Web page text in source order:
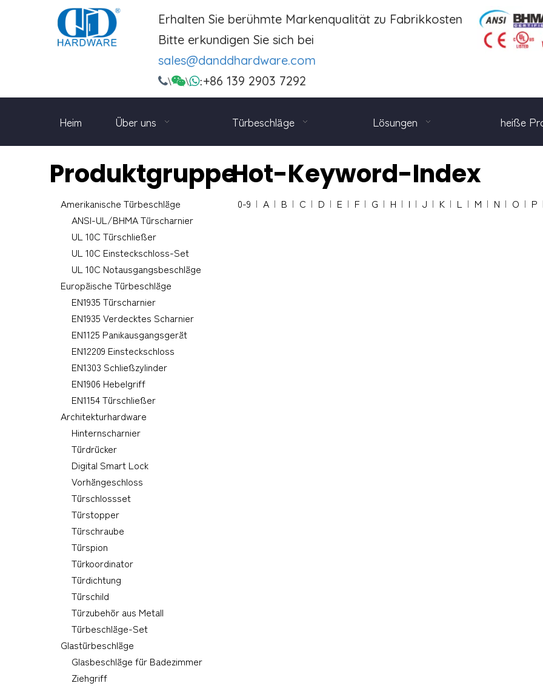
Erhalten Sie berühmte Markenqualität zu Fabrikkosten
Bitte erkundigen Sie sich bei
sales@danddhardware.com
\\:+86 139 2903 7292
Heim Über uns Türbeschläge Lösungen heiße
Produktgruppe
Amerikanische Türbeschläge
ANSI-UL/BHMA Türscharnier
UL 10C Türschließer
UL 10C Einsteckschloss-Set
UL 10C Notausgangsbeschläge
Europäische Türbeschläge
EN1935 Türscharnier
EN1935 Verdecktes Scharnier
EN1125 Panikausgangsgerät
EN12209 Einsteckschloss
EN1303 Schließzylinder
EN1906 Hebelgriff
EN1154 Türschließer
Architekturhardware
Hinternscharnier
Türdrücker
Digital Smart Lock
Vorhängeschloss
Türschlossset
Türstopper
Türschraube
Türspion
Türkoordinator
Türdichtung
Türschild
Türzubehör aus Metall
Türbeschläge-Set
Glastürbeschläge
Glasbeschläge für Badezimmer
Ziehgriff
Hot-Keyword-Index
0-9 A B C D E F G H I J K L M N O P